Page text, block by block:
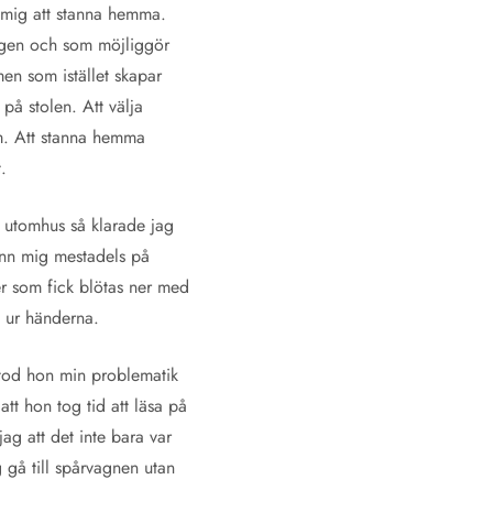
att stanna hemma.
och som möjliggör
som istället skapar
stolen. Att välja
Att stanna hemma
så klarade jag
mig mestadels på
som fick blötas ner med
händerna.
hon min problematik
hon tog tid att läsa på
att det inte bara var
till spårvagnen utan